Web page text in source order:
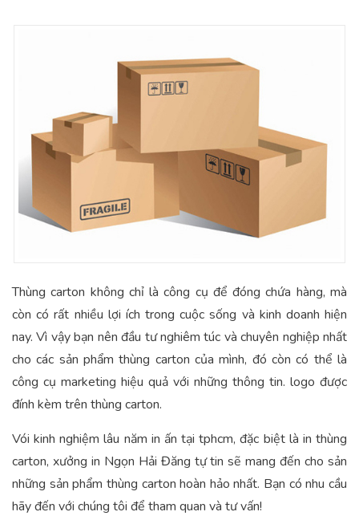
Thùng carton không chỉ là công cụ để đóng chứa hàng, mà
còn có rất nhiều lợi ích trong cuộc sống và kinh doanh hiện
nay. Vì vậy bạn nên đầu tư nghiêm túc và chuyên nghiệp nhất
cho các sản phẩm thùng carton của mình, đó còn có thể là
công cụ marketing hiệu quả với những thông tin. logo được
đính kèm trên thùng carton.
Vói kinh nghiệm lâu năm in ấn tại tphcm, đặc biệt là in thùng
carton, xưởng in Ngọn Hải Đăng tự tin sẽ mang đến cho sản
những sản phẩm thùng carton hoàn hảo nhất. Bạn có nhu cầu
hãy đến với chúng tôi để tham quan và tư vấn!